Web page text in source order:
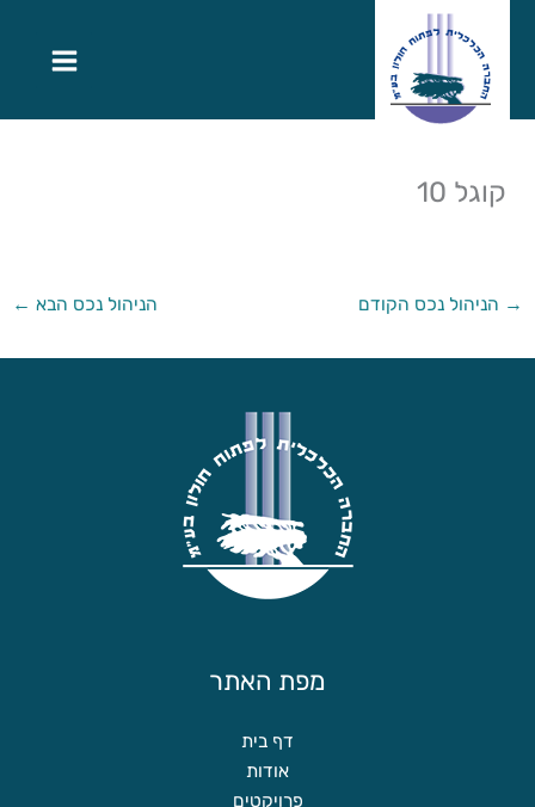
קוגל 10
→ הניהול נכס הקודם הניהול נכס הבא ←
מפת האתר
דף בית
אודות
פרויקטים